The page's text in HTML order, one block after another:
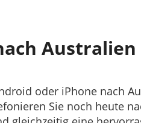
Australien
oder iPhone nach
Sie noch heute